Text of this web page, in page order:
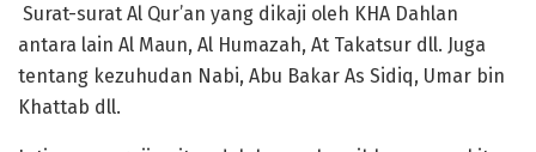
Surat-surat Al Qur’an yang dikaji oleh KHA Dahlan
antara lain Al Maun, Al Humazah, At Takatsur dll. Juga
tentang kezuhudan Nabi, Abu Bakar As Sidiq, Umar bin
Khattab dll.